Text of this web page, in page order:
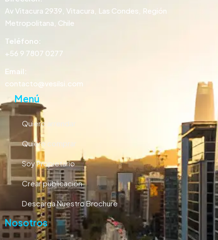
Av Vitacura 2939, Vitacura, Las Condes, Región
Metropolitana, Chile
Teléfono:
+56 9 7807 0277
Email:
contacto@vesilsi.com
Menú
Quiero arrendar
Quiero comprar
Soy Propietario
Crear publicación
Descarga Nuestro Brochure
Nosotros